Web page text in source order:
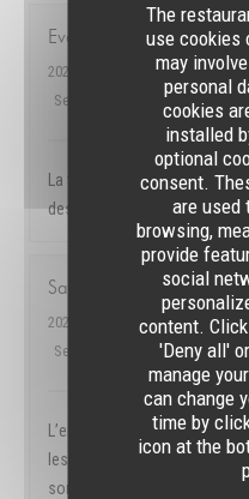
The
use cookies
may
personal
cookies
installed
optional
consent.
are used
browsing,
provide
social
content.
'Deny all'
manage
can change
time by
icon at the
Evelyne
2026-07-22
- 13:00 - Guests 3
Service
Ambiance :
La viande est très bonne
des petits morceaux de frites
Samir
2026-07-22
- 12:30 - Guests 2
Service
Ambiance: 4 /5
L’environnement, l’accueil,
les assiettes ! Merci au
son sourire !! Je